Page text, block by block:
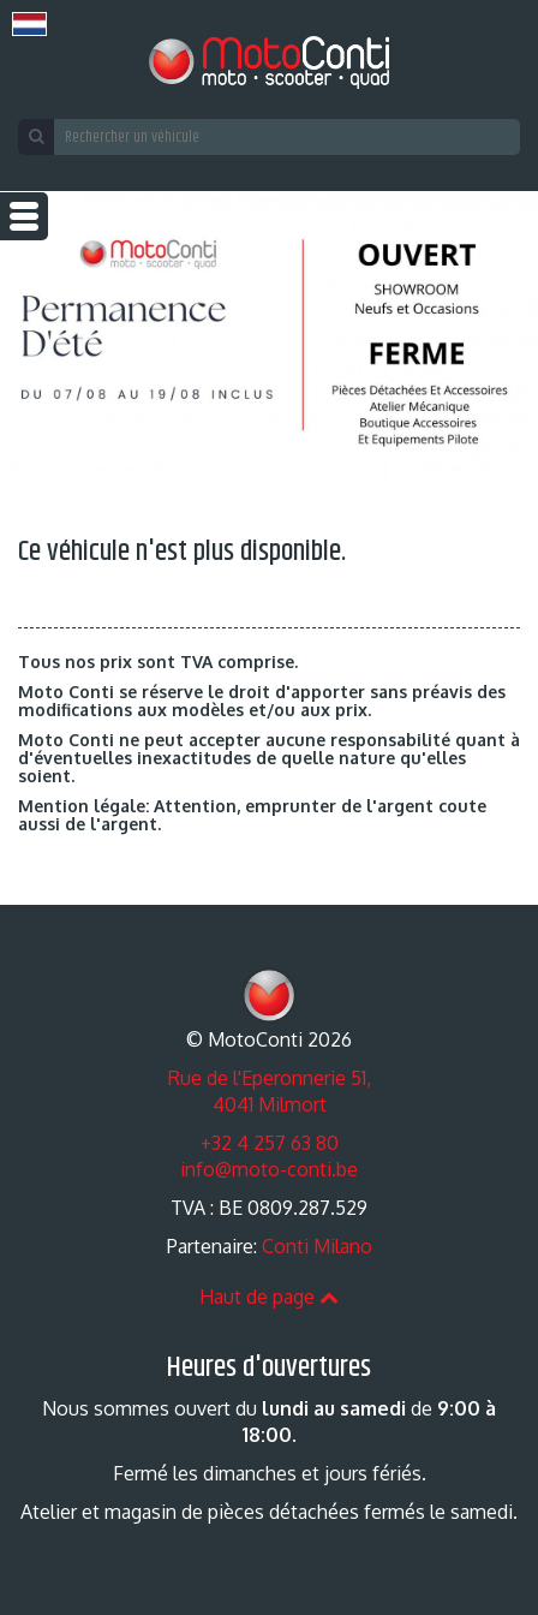
Ce véhicule n'est plus disponible.
Tous nos prix sont TVA comprise.
Moto Conti se réserve le droit d'apporter sans préavis des
modifications aux modèles et/ou aux prix.
Moto Conti ne peut accepter aucune responsabilité quant à
d'éventuelles inexactitudes de quelle nature qu'elles
soient.
Mention légale: Attention, emprunter de l'argent coute
aussi de l'argent.
© MotoConti 2026
Rue de l'Eperonnerie 51,
4041 Milmort
+32 4 257 63 80
info@moto-conti.be
TVA : BE 0809.287.529
Partenaire: Conti Milano
Haut de page
Heures d'ouvertures
Nous sommes ouvert du lundi au samedi de 9:00 à
18:00.
Fermé les dimanches et jours fériés.
Atelier et magasin de pièces détachées fermés le samedi.